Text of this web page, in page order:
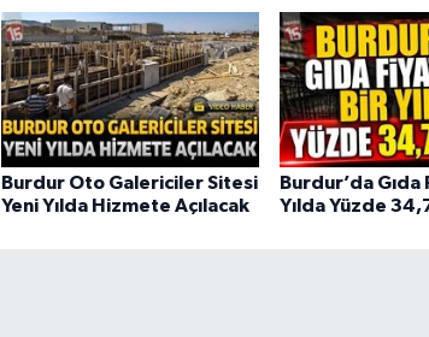
Burdur Oto Galericiler Sitesi
Yeni Yılda Hizmete Açılacak
Burdur’da Gıda
Yılda Yüzde